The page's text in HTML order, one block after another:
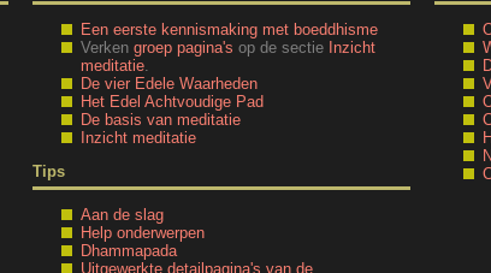
Een eerste kennismaking met boeddhisme
Verkengroep pagina's op de sectie Inzicht
meditatie
De vier Edele Waarheden
Het Edel Achtvoudige Pad
De basis van meditatie
Inzicht meditatie
Tips
Aan de slag
Help onderwerpen
Dhammapada
Uitgewerkte detailpagina's van de